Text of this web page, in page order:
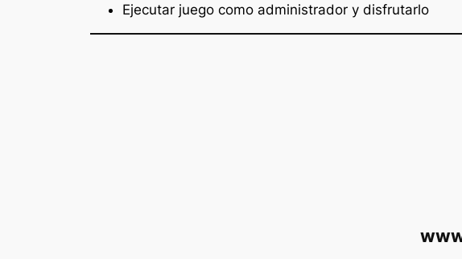
Ejecutar juego como administrador y disfrutarlo